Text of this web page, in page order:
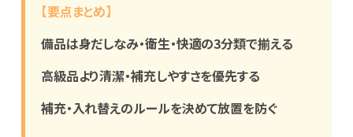
【要点まとめ】
備品は身だしなみ・衛生・快適の3分類で揃える
高級品より清潔・補充しやすさを優先する
補充・入れ替えのルールを決めて放置を防ぐ